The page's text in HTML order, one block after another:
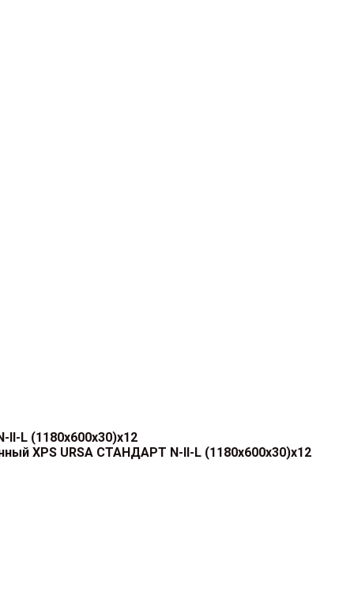
L (1180x600x30)x12
XPS URSA СТАНДАРТ N-II-L (1180x600x30)x12